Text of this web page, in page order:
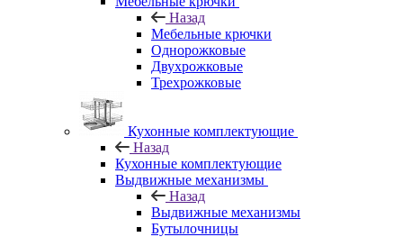
Назад
Мебельные крючки
Однорожковые
Двухрожковые
Трехрожковые
Кухонные комплектующие
Назад
Кухонные комплектующие
Выдвижные механизмы
Назад
Выдвижные механизмы
Бутылочницы